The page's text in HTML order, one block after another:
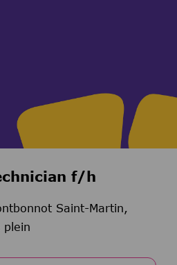
f/h
Saint-Martin,
plein